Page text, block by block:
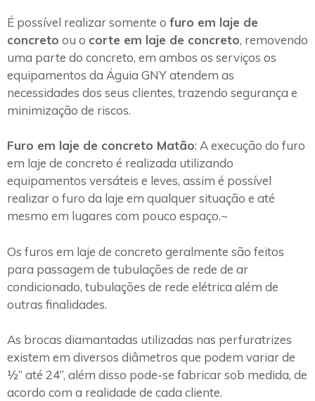
É possível realizar somente o furo em laje de
concreto ou o corte em laje de concreto, removendo
uma parte do concreto, em ambos os serviços os
equipamentos da Águia GNY atendem as
necessidades dos seus clientes, trazendo segurança e
minimização de riscos.
Furo em laje de concreto Matão: A execução do furo
em laje de concreto é realizada utilizando
equipamentos versáteis e leves, assim é possível
realizar o furo da laje em qualquer situação e até
mesmo em lugares com pouco espaço.~
Os furos em laje de concreto geralmente são feitos
para passagem de tubulações de rede de ar
condicionado, tubulações de rede elétrica além de
outras finalidades.
As brocas diamantadas utilizadas nas perfuratrizes
existem em diversos diâmetros que podem variar de
½” até 24”, além disso pode-se fabricar sob medida, de
acordo com a realidade de cada cliente.